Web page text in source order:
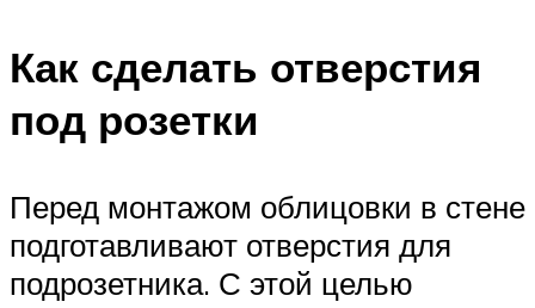
Как сделать отверстия
под розетки
Перед монтажом облицовки в стене
подготавливают отверстия для
подрозетника. С этой целью